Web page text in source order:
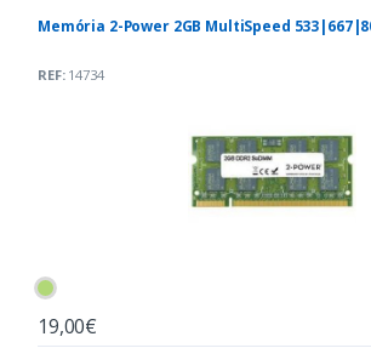
Memória 2-Power 2GB MultiSpeed
REF:14734
19,00€